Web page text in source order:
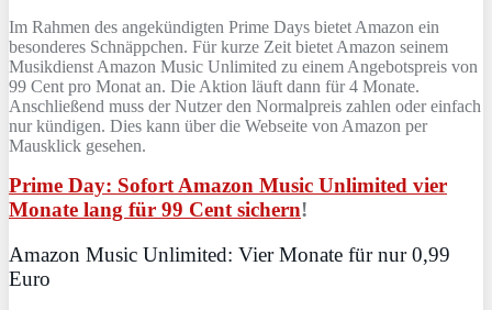
Im Rahmen des angekündigten Prime Days bietet Amazon ein
besonderes Schnäppchen. Für kurze Zeit bietet Amazon seinem
Musikdienst Amazon Music Unlimited zu einem Angebotspreis von
99 Cent pro Monat an. Die Aktion läuft dann für 4 Monate.
Anschließend muss der Nutzer den Normalpreis zahlen oder einfach
nur kündigen. Dies kann über die Webseite von Amazon per
Mausklick gesehen.
Prime Day: Sofort Amazon Music Unlimited vier
Monate lang für 99 Cent sichern!
Amazon Music Unlimited: Vier Monate für nur 0,99
Euro